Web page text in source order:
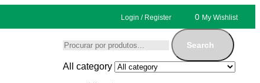
Login / Register 0 My Wishlist
Search
All category